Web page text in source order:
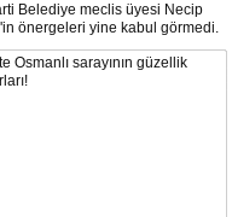
Belediye meclis üyesi Necip
önergeleri yine kabul görmedi.
meclis üyeleri ise Necip
bazı önergelerine imza her
imza atmıyorlar.